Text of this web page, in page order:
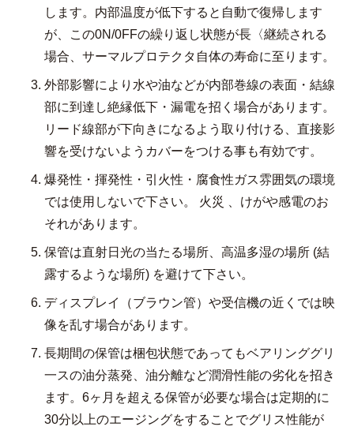
します。内部温度が低下すると自動で復帰します
が、この0N/0FFの繰り返し状態が長〈継続される
場合、サーマルプロテクタ自体の寿命に至ります。
外部影響により水や油などが内部巻線の表面・結線
部に到達し絶縁低下・漏電を招く場合があります。
リード線部が下向きになるよう取り付ける、直接影
響を受けないようカバーをつける事も有効です。
爆発性・揮発性・引火性・腐食性ガス雰囲気の環境
では使用しないで下さい。 火災 、けがや感電のお
それがあります。
保管は直射日光の当たる場所、高温多湿の場所 (結
露するような場所) を避けて下さい。
ディスプレイ（ブラウン管）や受信機の近くでは映
像を乱す場合があります。
長期間の保管は梱包状態であってもベアリンググリ
一スの油分蒸発、油分離など潤滑性能の劣化を招き
ます。6ヶ月を超える保管が必要な場合は定期的に
30分以上のエージングをすることでグリス性能が